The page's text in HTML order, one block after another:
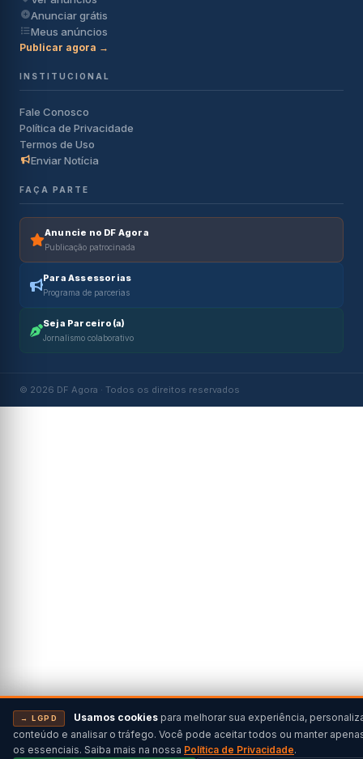
Anunciar grátis
Meus anúncios
Publicar agora →
INSTITUCIONAL
Fale Conosco
Política de Privacidade
Termos de Uso
Enviar Notícia
FAÇA PARTE
Anuncie no DF Agora
Publicação patrocinada
Para Assessorias
Programa de parcerias
Seja Parceiro(a)
Jornalismo colaborativo
© 2026 DF Agora · Todos os direitos reservados
→ LGPD Usamos cookies para melhorar sua experiência,
conteúdo e analisar o tráfego. Você pode aceitar todos ou manter
os essenciais. Saiba mais na nossa Política de Privacidade.